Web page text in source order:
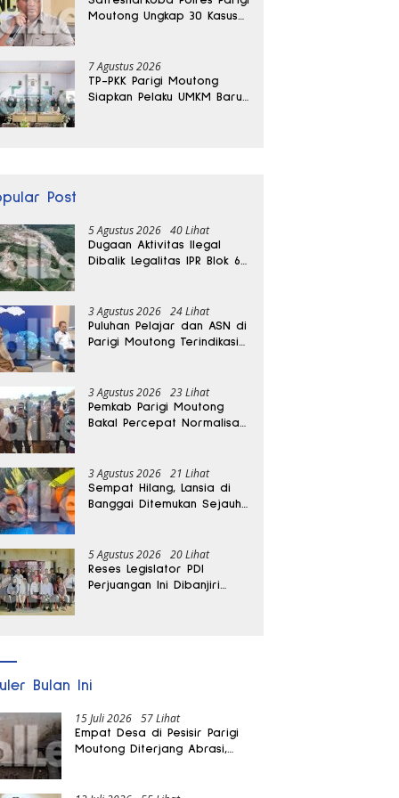
Moutong Ungkap 30 Kasus
7 Agustus 2026
TP-PKK Parigi Moutong
Siapkan Pelaku UMKM Baru
Post
5 Agustus 2026 40 Lihat
Dugaan Aktivitas Ilegal
Dibalik Legalitas IPR Blok 6
3 Agustus 2026 24 Lihat
Puluhan Pelajar dan ASN di
Parigi Moutong Terindikasi
3 Agustus 2026 23 Lihat
Pemkab Parigi Moutong
Bakal Percepat Normalisasi
Panas
3 Agustus 2026 21 Lihat
Sempat Hilang, Lansia di
Banggai Ditemukan Sejauh
5 Agustus 2026 20 Lihat
Reses Legislator PDI
Perjuangan Ini Dibanjiri
Bulan Ini
15 Juli 2026 57 Lihat
Empat Desa di Pesisir Parigi
Moutong Diterjang Abrasi,